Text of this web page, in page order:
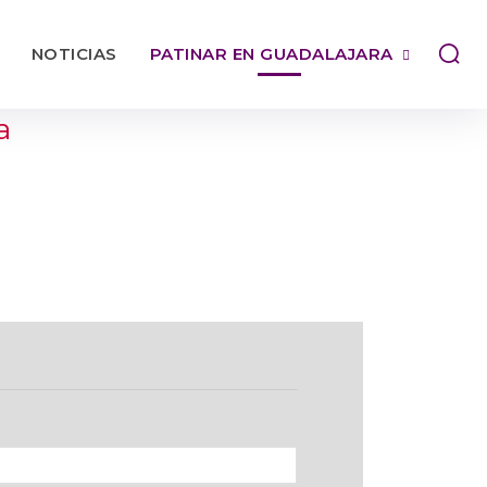
NOTICIAS PATINAR EN GUADALAJARA